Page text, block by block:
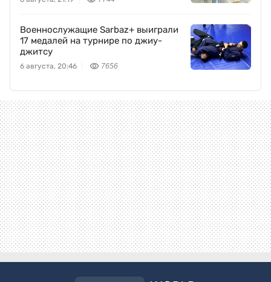
Военнослужащие Sarbaz+ выиграли
17 медалей на турнире по джиу-
джитсу
6 августа, 20:46 7656